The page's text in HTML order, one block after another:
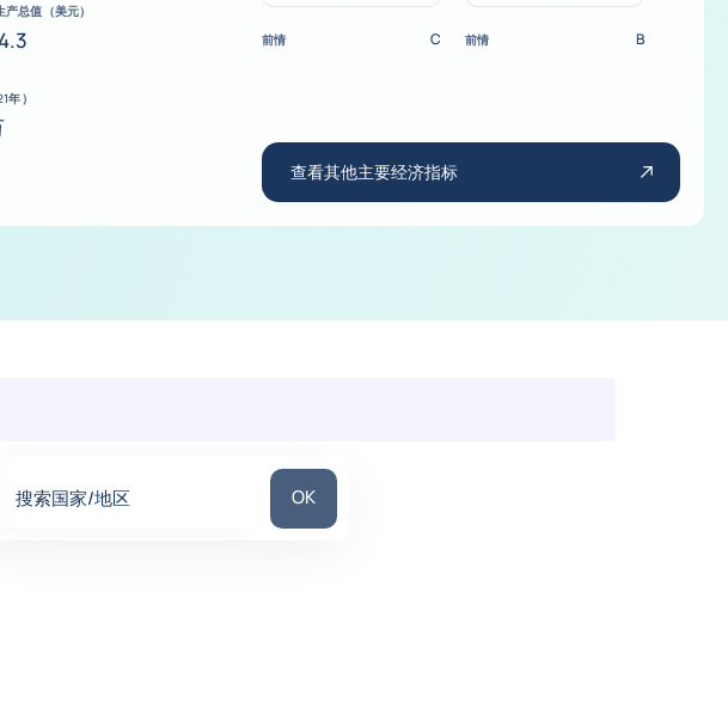
产总值（美元）
年）
前情 C 前情 B
查看其他主要经济指标
搜索国家/地区 搜索国家/地区
OK